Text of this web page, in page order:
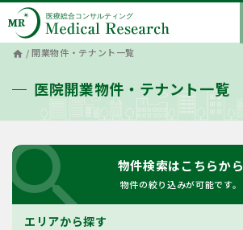
home /開業物件・テナント一覧
医院開業物件・テナント一覧
物件検索はこちらから
物件の絞り込みが可能です。
エリアから探す